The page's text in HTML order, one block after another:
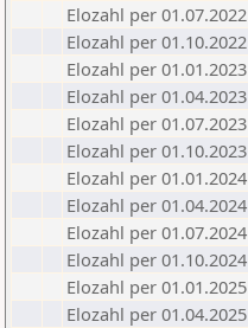
Elozahl per 01.07.2022
Elozahl per 01.10.2022
Elozahl per 01.01.2023
Elozahl per 01.04.2023
Elozahl per 01.07.2023
Elozahl per 01.10.2023
Elozahl per 01.01.2024
Elozahl per 01.04.2024
Elozahl per 01.07.2024
Elozahl per 01.10.2024
Elozahl per 01.01.2025
Elozahl per 01.04.2025